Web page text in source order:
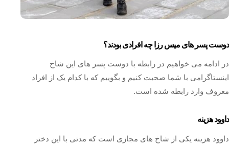
دوست پسر های میس رزا چه افرادی بودند؟
در ادامه می خواهیم در رابطه با دوست پسر های این شاخ
اینستاگرامی با شما صحبت کنیم و بگوییم که با کدام یک از افراد
معروف وارد رابطه شده است.
داوود هزینه
داوود هزینه یکی از شاخ های مجازی است که مدتی با این دختر